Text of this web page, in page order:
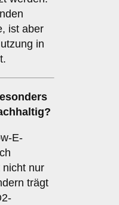
ist aber
in
E-
nicht nur
trägt